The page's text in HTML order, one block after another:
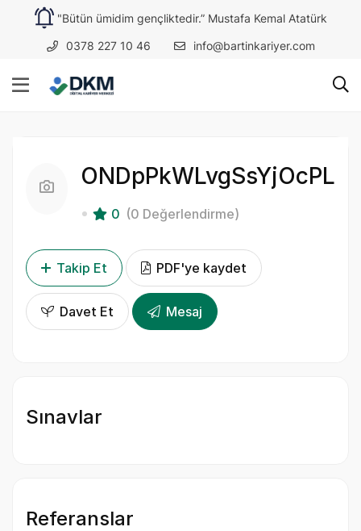
"Bütün ümidim gençliktedir.” Mustafa Kemal Atatürk
0378 227 10 46 info@bartinkariyer.com
ONDpPkWLvgSsYjOcPL
0 (0 Değerlendirme)
Takip Et PDF'ye kaydet
Davet Et Mesaj
Sınavlar
Referanslar